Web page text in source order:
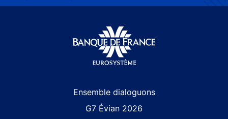
Ensemble dialoguons
G7 Évian 2026